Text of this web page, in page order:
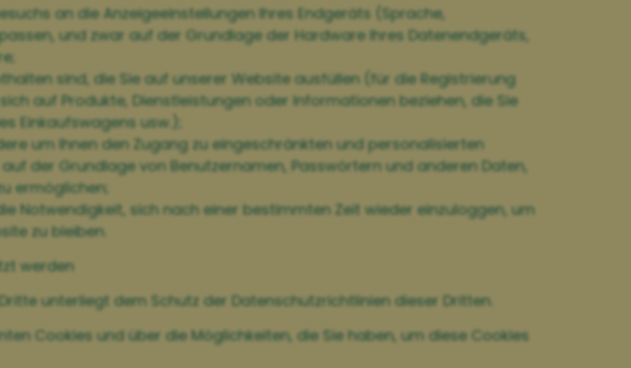
an die Anzeigeeinstellungen Ihres Endgeräts (Sprache,
und zwar auf der Grundlage der Hardware Ihres Datenendgeräts,
sind, die Sie auf unserer Website ausfüllen (für die Registrierung
auf Produkte, Dienstleistungen oder Informationen beziehen, die Sie
Einkaufswagens usw.);
um Ihnen den Zugang zu eingeschränkten und personalisierten
auf der Grundlage von Benutzernamen, Passwörtern und anderen Daten,
ermöglichen;
Notwendigkeit, sich nach einer bestimmten Zeit wieder einzuloggen, um
zu bleiben.
werden
unterliegt dem Schutz der Datenschutzrichtlinien dieser Dritten.
Cookies und über die Möglichkeiten, die Sie haben, um diese Cookies